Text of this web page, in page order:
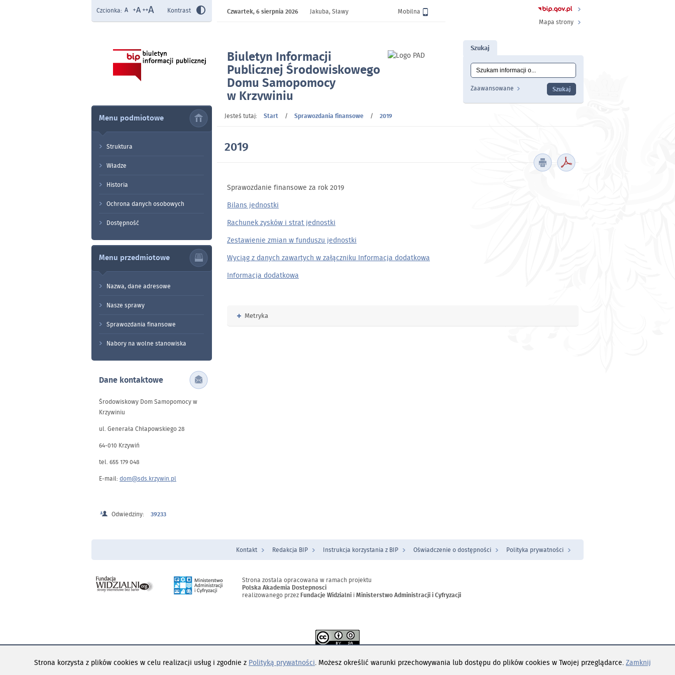
Strona korzysta z plików cookies w celu realizacji usług i zgodnie z Polityką prywatności. Możesz określić warunki przechowywania lub dostępu do plików cookies w Twojej przeglądarce. Zamknij
Biuletyn Informacji
Publicznej Środowiskowego
Domu Samopomocy
w Krzywiniu
- 2019
Czcionka: Kontrast Wersja
Mobilna
Czwartek,6 sierpnia 2026
Jakuba, Sławy
Mapa strony
Szukaj
Wyszukiwanie
Zaawansowane
Menu podmiotowe
Struktura
Władze
Historia
Ochrona danych osobowych
Dostępność
Menu przedmiotowe
Nazwa, dane adresowe
Nasze sprawy
Sprawozdania finansowe
Nabory na wolne stanowiska
Dane kontaktowe
Środowiskowy Dom Samopomocy w
Krzywiniu
ul. Generała Chłapowskiego 28
64-010 Krzywiń
tel. 655 179 048
E-mail: dom@sds.krzywin.pl
Odwiedziny: 39233
Jesteś tutaj: Start / Sprawozdania finansowe / 2019
2019
Sprawozdanie finansowe za rok 2019
Bilans jednostki
Rachunek zysków i strat jednostki
Zestawienie zmian w funduszu jednostki
Wyciąg z danych zawartych w załączniku Informacja dodatkowa
Informacja dodatkowa
Rozwiń
Metryka
Menu Stopka
Kontakt Redakcja BIP Instrukcja korzystania z BIP Oświadczenie o dostępności Polityka prywatności
Strona zostala opracowana w ramach projektu
Polska Akademia Dostepnosci
realizowanego przez Fundacje Widzialni iMinisterstwo Administracji i Cyfryzacji
4.0 Międzynarodowez wyłączeniem opublikowanych treści.